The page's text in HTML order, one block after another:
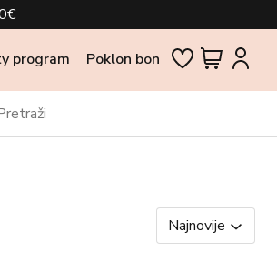
program Poklon bon
OUTLET
Najnovije